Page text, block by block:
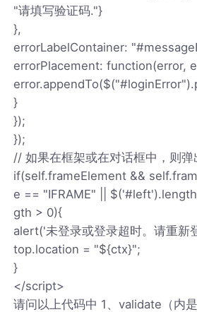
"请填写验证码."}
},
errorLabelContainer:
errorPlacement: function(error,
}
});
});
// 如果在框架或在对话框中，则
if(self.frameElement &&
e == "IFRAME" ||
gth > 0){
alert('未登录或登录超时。请重新
top.location = "${ctx}";
}
</script>
请问以上代码中 1、validate（内